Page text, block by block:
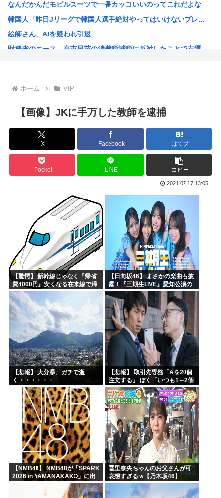
【悲報】令和最新の浴衣、痴女呼ばわりされる
先日エアコンの効きが悪いと右往左往してた奴やが
【悲報】鬼滅があそこまでヒットしたのってやっぱ「ノイズ」...
なんだかんだモビルスーツで一番カッコいいのってこれだよな
韓国人「昨日Jリーグで韓国人選手絶対やってはいけないプレ...
絵師さん、AIを疑われ引退
財務省のエース、高市早苗の消費税減税に反対したことで左遷...
音楽生成AI「Suno」著作権侵害判決 人「人の曲を聴き...
海外「今年、夏の暑さが厳しい日本でこんなものが売れてるら...
ハンターハンター、メインヒロインがいない
韓国人「韓国のイメージ失墜は免れないのか？2011〜12...
進次郎「辺野古の事故ガー!」 記者「米兵がレ●プしました...
高市政権の消費税減税に反対している9人の自民党議員が全て...
ワイ（神絵師）が絵描いたから見てや
ドラゴンボールのセル編、あまりにも戦犯が多すぎるwww
靖国神社「軍服のコスプレやめろ、"慰霊"の意味考えろ」
ネトウヨ「在日特権やばい。働かずに年間600万円もらって...
【画像】けいおんキャラのヌードwww
日本人「失われた30年ヤバいだろ…貧乏になりすぎ…もう愛...
ホーム VIP
【画像】JKに手万した教師を逮捕
X Facebook はてブ
Pocket LINE コピー
2021.07.17 13:05
【驚愕】 新幹線じゃなく『帰省
費4000円』安くなる在来線で帰
省した結果ｗｗｗｗｗ
【日向坂46】 まさかの楽曲も披
露！『三期生LIVE』愛知公演の
レポがこちら
【悲報】 大分県、ガチで逝
く・・・・・・
【悲報】 取引先専務「Aを20個
注文する」 ぼく「いつも1～2個
しか使わないけど本当に20であ
ってる？」 取専「あってる」→
結果『こう』なったんだが...
【NMB48】 NMB48が「SPARK
2026 in YAMANAKAKO」に出
冨里奈央ちゃんのお父さんが可
哀想すぎるｗ【乃木坂46】